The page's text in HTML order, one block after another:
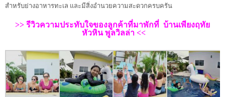
สำหรับย่างอาหารทะเล และมีสิ่งอำนวยความสะดวกครบครัน
>> รีวิวความประทับใจของลูกค้าที่มาพักที่ บ้านเพียงฤทัย
หัวหิน พูลวิลล่า <<